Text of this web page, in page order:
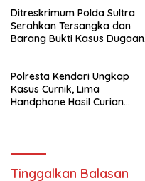
Ditreskrimum Polda Sultra
Serahkan Tersangka dan
Barang Bukti Kasus Dugaan
Kejaksaan
Polresta Kendari Ungkap
Kasus Curnik, Lima
Handphone Hasil Curian
Tinggalkan Balasan